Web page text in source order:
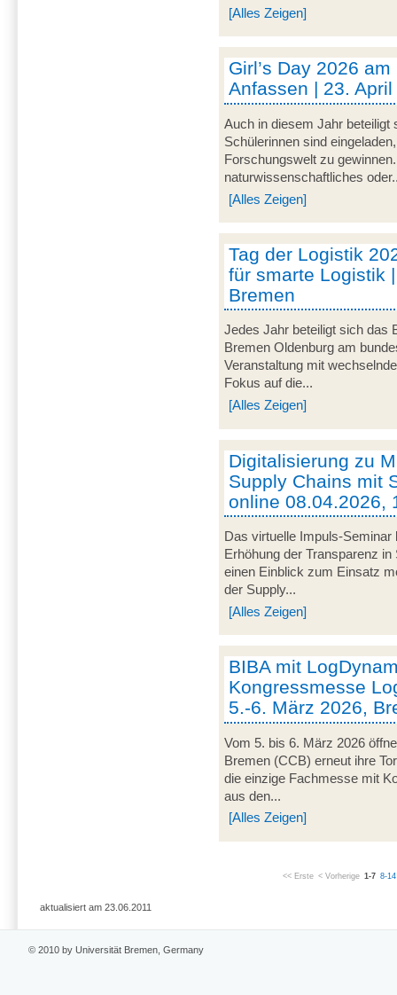
[Alles Zeigen]
Girl’s Day 2026
Anfassen | 23.
Auch in diesem Jahr beteiligt
Schülerinnen sind
Forschungswelt zu
naturwissenschaftliches
[Alles Zeigen]
Tag der Logistik
für smarte Logistik
Bremen
Jedes Jahr beteiligt sich das
Bremen Oldenburg am
Veranstaltung mit
Fokus auf die...
[Alles Zeigen]
Digitalisierung zu
Supply Chains mit
online 08.04.2026,
Das virtuelle Impuls-Seminar
Erhöhung der Transparenz
einen Einblick zum Einsatz
der Supply...
[Alles Zeigen]
BIBA mit
Kongressmesse
5.-6. März 2026,
Vom 5. bis 6. März 2026
Bremen (CCB) erneut ihre
die einzige Fachmesse mit
aus den...
[Alles Zeigen]
<< Erste < Vorherige 1-7 8-14
aktualisiert am 23.06.2011
© 2010 by Universität Bremen, Germany